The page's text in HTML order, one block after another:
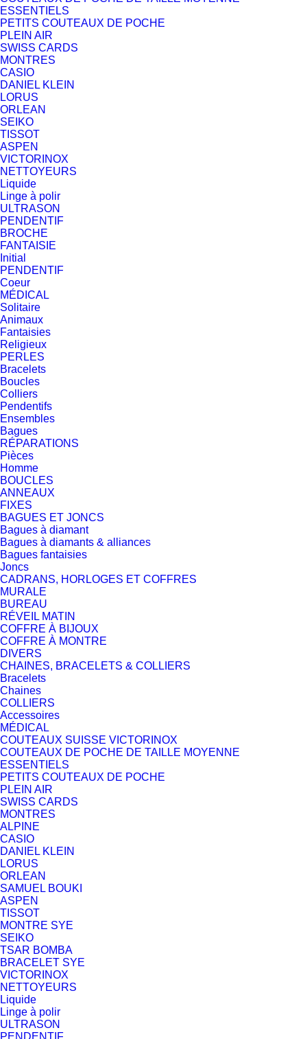
ESSENTIELS
PETITS COUTEAUX DE POCHE
PLEIN AIR
SWISS CARDS
MONTRES
CASIO
DANIEL KLEIN
LORUS
ORLEAN
SEIKO
TISSOT
ASPEN
VICTORINOX
NETTOYEURS
Liquide
Linge à polir
ULTRASON
PENDENTIF
BROCHE
FANTAISIE
Initial
PENDENTIF
Coeur
MÉDICAL
Solitaire
Animaux
Fantaisies
Religieux
PERLES
Bracelets
Boucles
Colliers
Pendentifs
Ensembles
Bagues
RÉPARATIONS
Pièces
Homme
BOUCLES
ANNEAUX
FIXES
BAGUES ET JONCS
Bagues à diamant
Bagues à diamants & alliances
Bagues fantaisies
Joncs
CADRANS, HORLOGES ET COFFRES
MURALE
BUREAU
RÉVEIL MATIN
COFFRE À BIJOUX
COFFRE À MONTRE
DIVERS
CHAINES, BRACELETS & COLLIERS
Bracelets
Chaines
COLLIERS
Accessoires
MÉDICAL
COUTEAUX SUISSE VICTORINOX
COUTEAUX DE POCHE DE TAILLE MOYENNE
ESSENTIELS
PETITS COUTEAUX DE POCHE
PLEIN AIR
SWISS CARDS
MONTRES
ALPINE
CASIO
DANIEL KLEIN
LORUS
ORLEAN
SAMUEL BOUKI
ASPEN
TISSOT
MONTRE SYE
SEIKO
TSAR BOMBA
BRACELET SYE
VICTORINOX
NETTOYEURS
Liquide
Linge à polir
ULTRASON
PENDENTIF